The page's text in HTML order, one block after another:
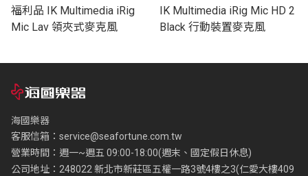
福利品 IK Multimedia iRig
Mic Lav 領夾式麥克風
IK Multimedia iRig Mic HD 2
Black 行動裝置麥克風
海國樂器
客服信箱： service@seafortune.com.tw
營業時間：週一~週五 09:00-18:00(週末、國定假日休息)
公司地址：248022 新北市新莊區五權一路3號4樓之3(仁愛大樓409